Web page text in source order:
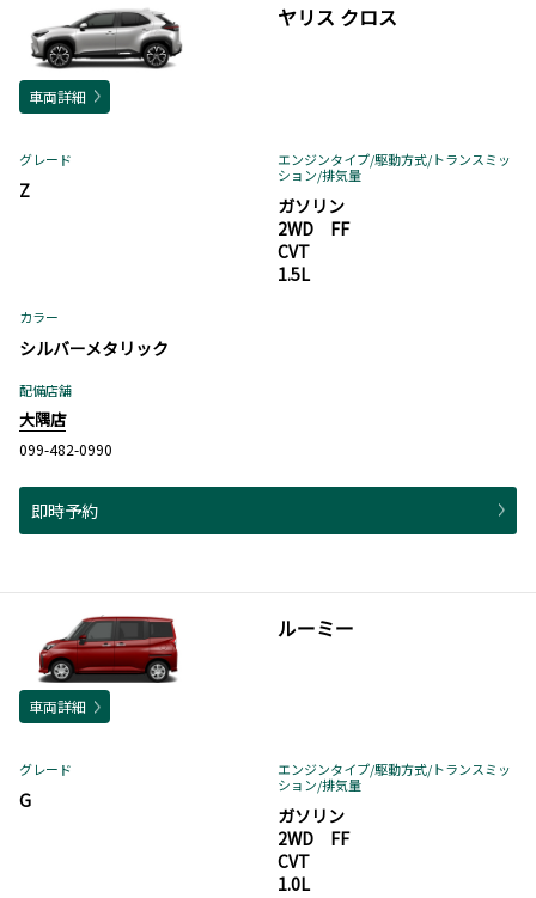
ヤリス クロス
車両詳細
グレード
Z
エンジンタイプ/駆動方式/トランスミッ
ション/排気量
ガソリン
2WD FF
CVT
1.5L
カラー
シルバーメタリック
配備店舗
大隅店
099-482-0990
即時予約
ルーミー
車両詳細
グレード
G
エンジンタイプ/駆動方式/トランスミッ
ション/排気量
ガソリン
2WD FF
CVT
1.0L